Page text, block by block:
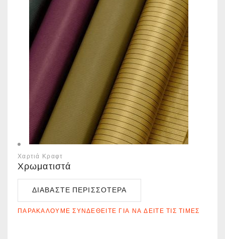
Χαρτιά Κραφτ
Χρωματιστά
ΔΙΑΒΆΣΤΕ ΠΕΡΙΣΣΌΤΕΡΑ
ΠΑΡΑΚΑΛΟΎΜΕ ΣΥΝΔΕΘΕΊΤΕ ΓΙΑ ΝΑ ΔΕΊΤΕ ΤΙΣ ΤΙΜΈΣ